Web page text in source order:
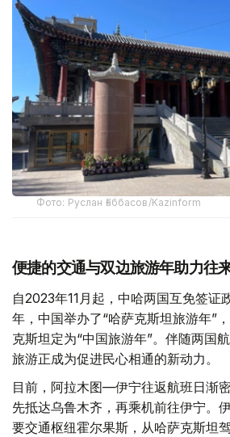
Фото: Руслан Ғаббасов/Kazinform
便捷的交通与双边旅游年助力往
自2023年11月起，中哈两国互免签证
年，中国举办了“哈萨克斯坦旅游年”
克斯坦定为“中国旅游年”。伴随两国
旅游正成为促进民心相通的新动力。
目前，阿拉木图—伊宁往返航班日渐
先抵达乌鲁木齐，再乘机前往伊宁。
要交通枢纽霍尔果斯，从哈萨克斯坦